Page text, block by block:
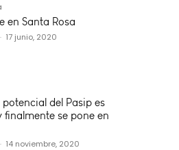
en Santa Rosa
17 junio, 2020
potencial del Pasip es
finalmente se pone en
14 noviembre, 2020